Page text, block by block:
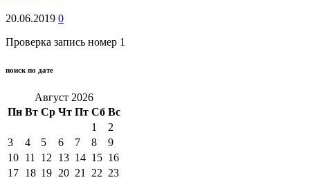
20.06.2019 0
Проверка запись номер 1
поиск по дате
Август 2026
Пн Вт Ср Чт Пт Сб Вс
1
2
3
4 5 6 7 8
9
10 11 12 13 14 15 16
17 18 19 20 21 22 23